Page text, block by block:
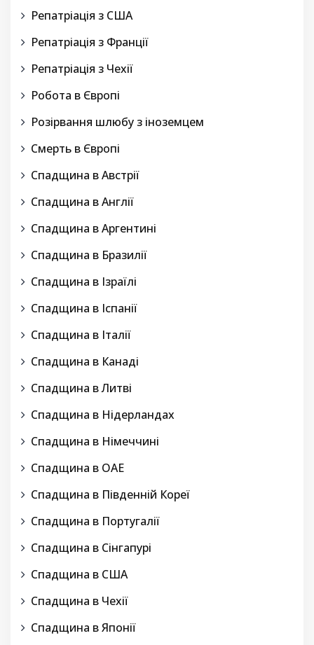
Репатріація з США
Репатріація з Франції
Репатріація з Чехії
Робота в Європі
Розірвання шлюбу з іноземцем
Смерть в Європі
Спадщина в Австрії
Спадщина в Англії
Спадщина в Аргентині
Спадщина в Бразилії
Спадщина в Ізраїлі
Спадщина в Іспанії
Спадщина в Італії
Спадщина в Канаді
Спадщина в Литві
Спадщина в Нідерландах
Спадщина в Німеччині
Спадщина в ОАЕ
Спадщина в Південній Кореї
Спадщина в Португалії
Спадщина в Сінгапурі
Спадщина в США
Спадщина в Чехії
Спадщина в Японії